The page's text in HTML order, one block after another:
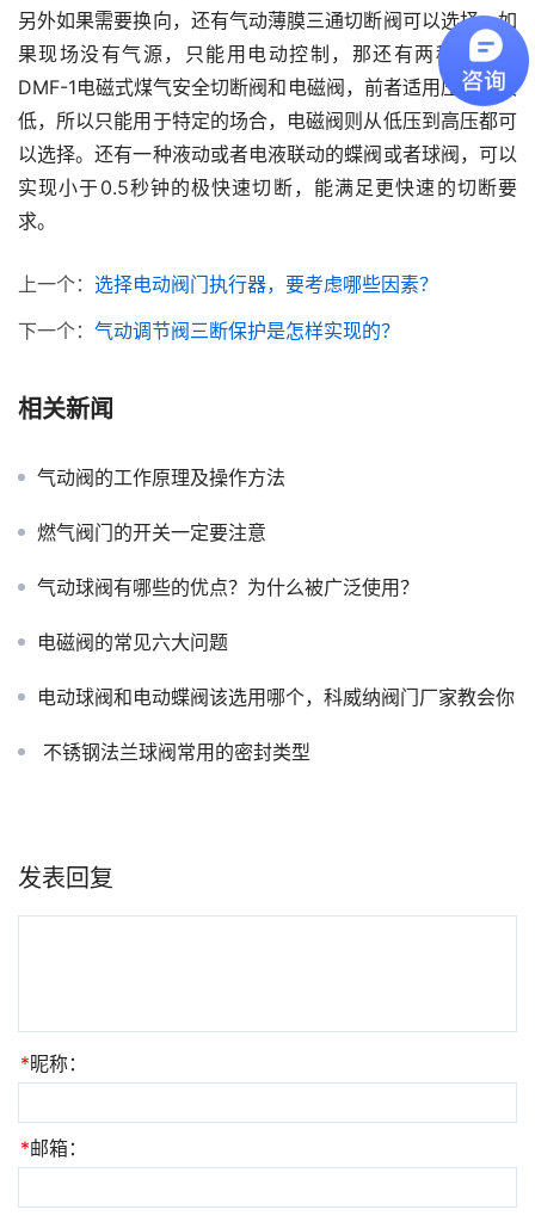
另外如果需要换向，还有气动薄膜三通切断阀可以选择。如
果现场没有气源，只能用电动控制，那还有两种选择：
DMF-1电磁式煤气安全切断阀和电磁阀，前者适用压力比较
低，所以只能用于特定的场合，电磁阀则从低压到高压都可
以选择。还有一种液动或者电液联动的蝶阀或者球阀，可以
实现小于0.5秒钟的极快速切断，能满足更快速的切断要
求。
上一个： 选择电动阀门执行器，要考虑哪些因素？
下一个： 气动调节阀三断保护是怎样实现的？
相关新闻
气动阀的工作原理及操作方法
燃气阀门的开关一定要注意
气动球阀有哪些的优点？为什么被广泛使用？
电磁阀的常见六大问题
电动球阀和电动蝶阀该选用哪个，科威纳阀门厂家教会你
不锈钢法兰球阀常用的密封类型
发表回复
*昵称：
*邮箱：